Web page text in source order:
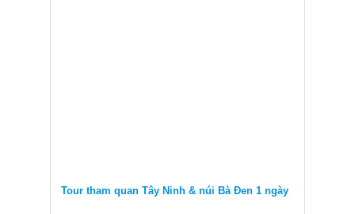
Tour tham quan Tây Ninh & núi Bà Đen 1 ngày